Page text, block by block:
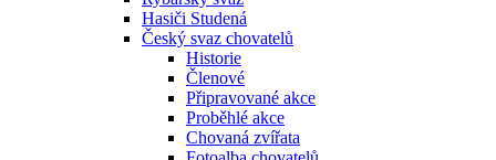
Hasiči Studená
Český svaz chovatelů
Historie
Členové
Připravované akce
Proběhlé akce
Chovaná zvířata